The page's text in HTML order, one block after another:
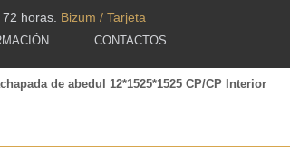
horas. Bizum / Tarjeta
CONTACTOS
de abedul 12*1525*1525 CP/CP Interior